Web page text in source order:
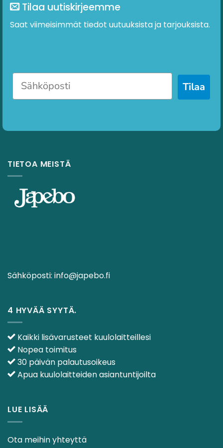
Tilaa uutiskirjeemme
Saat viimeisimmät tiedot uutuuksista ja tarjouksista.
Tilaa
TIETOA MEISTÄ
Sähköposti: info@japebo.fi
4 HYVÄÄ SYYTÄ.
Kaikki lisävarusteet kuulolaitteillesi
Nopea toimitus
30 päivän palautusoikeus
Apua kuulolaitteiden asiantuntijoilta
LUE LISÄÄ
Ota meihin yhteyttä